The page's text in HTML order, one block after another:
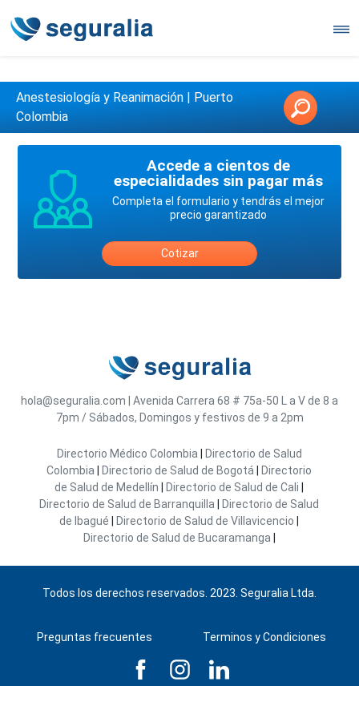
Contáctanos en 3147146006
Anestesiología y Reanimación | Puerto
Colombia
Accede a cientos de
especialidades sin pagar más
Completa el formulario y tendrás el mejor
precio garantizado
Cotizar
hola@seguralia.com Avenida Carrera 68 # 75a-50
L a V de 8 a
7pm / Sábados, Domingos y festivos de 9 a 2pm
Directorio Médico Colombia
Directorio de Salud
Colombia
Directorio de Salud de Bogotá
Directorio
de Salud de Medellín
Directorio de Salud de Cali
Directorio de Salud de Barranquilla
Directorio de Salud
de Ibagué
Directorio de Salud de Villavicencio
Directorio de Salud de Bucaramanga
Todos los derechos reservados. 2023. Seguralia Ltda.
Preguntas frecuentes Terminos y Condiciones